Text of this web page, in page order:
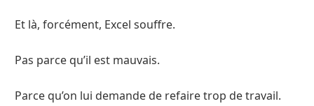
Et là, forcément, Excel souffre.
Pas parce qu’il est mauvais.
Parce qu’on lui demande de refaire trop de travail.